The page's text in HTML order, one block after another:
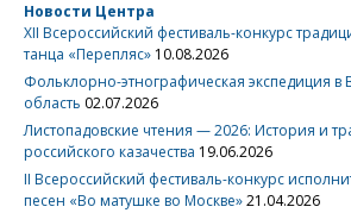
Новости Центра
XII Всероссийский фестиваль-конкурс
танца «Перепляс» 10.08.2026
Фольклорно-этнографическая экспедиция в
область 02.07.2026
Листопадовские чтения — 2026: История и
российского казачества 19.06.2026
II Всероссийский фестиваль-конкурс
песен «Во матушке во Москве»21.04.2026